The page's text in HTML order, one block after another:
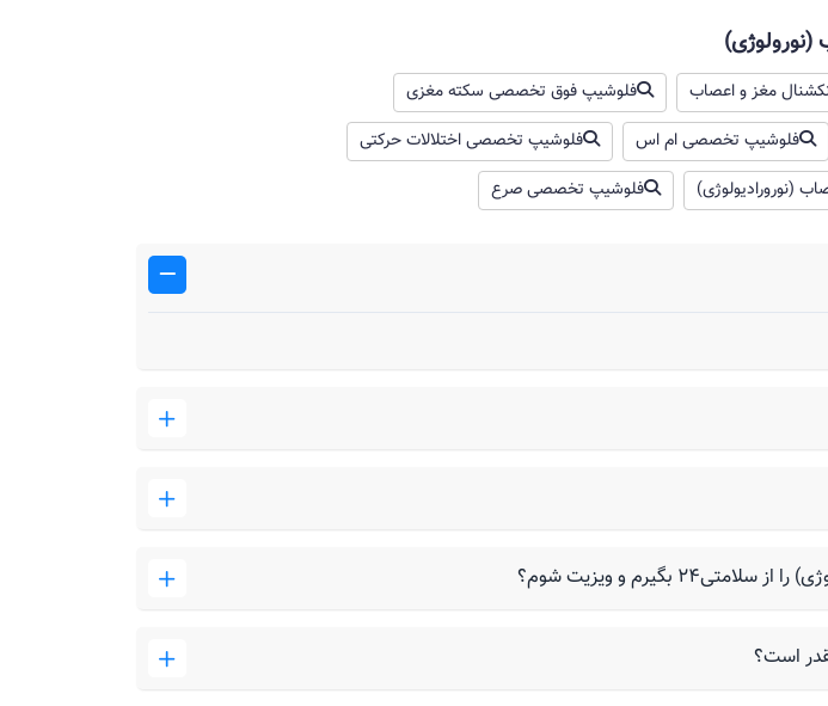
مغز و اعصاب
فلوشیپ فوق تخصصی سکته مغزی
فلوشیپ تخصصی ام اس
فلوشیپ تخصصی اختلالات حرکتی
(نورورادیولوژی) فلوشیپ تخصصی صرع
و ویزیت شوم؟
است؟